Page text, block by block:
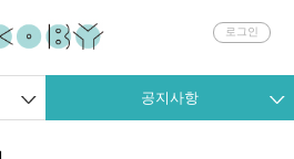
회로그인
공지사항